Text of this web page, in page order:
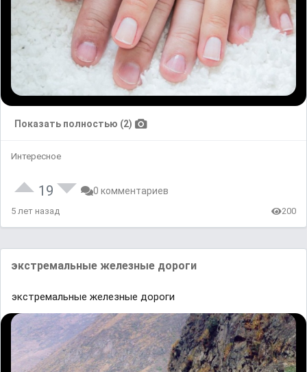
Показать полностью (2)
Интересное
19 0 комментариев
5 лет назад 200
экстремальные железные дороги
экстремальные железные дороги